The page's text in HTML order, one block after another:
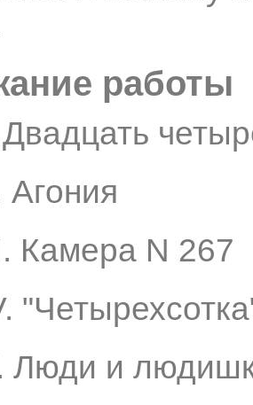
работы
Агония
Камера N 267
Люди и